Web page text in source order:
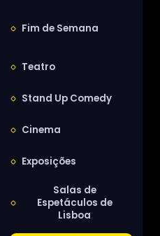
Fim de Semana
Teatro
Stand Up Comedy
Cinema
Exposições
Salas de
Espetáculos de
Lisboa